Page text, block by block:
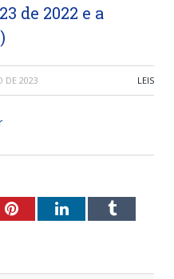
de 2022 e a
DE 2023 LEIS
PinterestLinkedInTumblr